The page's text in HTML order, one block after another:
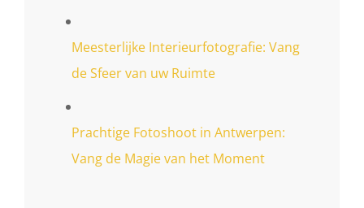
Meesterlijke Interieurfotografie: Vang
de Sfeer van uw Ruimte
Prachtige Fotoshoot in Antwerpen:
Vang de Magie van het Moment